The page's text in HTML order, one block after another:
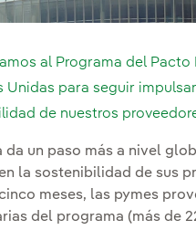
al Programa del Pacto
Unidas para seguir
de nuestros
da un paso más a nivel
la sostenibilidad de sus
meses, las pymes
del programa (más de